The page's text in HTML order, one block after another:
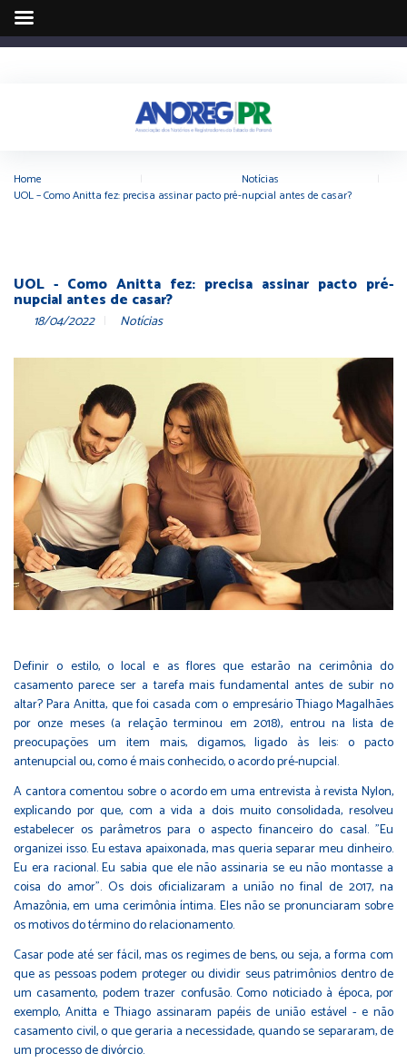
Home Notícias
UOL – Como Anitta fez: precisa assinar pacto pré-nupcial antes de casar?
UOL - Como Anitta fez: precisa assinar pacto pré-
nupcial antes de casar?
18/04/2022 Notícias
Definir o estilo, o local e as flores que estarão na cerimônia do
casamento parece ser a tarefa mais fundamental antes de subir no
altar? Para Anitta, que foi casada com o empresário Thiago Magalhães
por onze meses (a relação terminou em 2018), entrou na lista de
preocupações um item mais, digamos, ligado às leis: o pacto
antenupcial ou, como é mais conhecido, o acordo pré-nupcial.
A cantora comentou sobre o acordo em uma entrevista à revista Nylon,
explicando por que, com a vida a dois muito consolidada, resolveu
estabelecer os parâmetros para o aspecto financeiro do casal. "Eu
organizei isso. Eu estava apaixonada, mas queria separar meu dinheiro.
Eu era racional. Eu sabia que ele não assinaria se eu não montasse a
coisa do amor". Os dois oficializaram a união no final de 2017, na
Amazônia, em uma cerimônia íntima. Eles não se pronunciaram sobre
os motivos do término do relacionamento.
Casar pode até ser fácil, mas os regimes de bens, ou seja, a forma com
que as pessoas podem proteger ou dividir seus patrimônios dentro de
um casamento, podem trazer confusão. Como noticiado à época, por
exemplo, Anitta e Thiago assinaram papéis de união estável - e não
casamento civil, o que geraria a necessidade, quando se separaram, de
um processo de divórcio.